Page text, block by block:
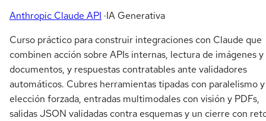
Anthropic Claude API ·IA Generativa
Curso práctico para construir integraciones con Claude que
combinen acción sobre APIs internas, lectura de imágenes y
documentos, y respuestas contratables ante validadores
automáticos. Cubres herramientas tipadas con paralelismo y
elección forzada, entradas multimodales con visión y PDFs,
salidas JSON validadas contra esquemas y un cierre con